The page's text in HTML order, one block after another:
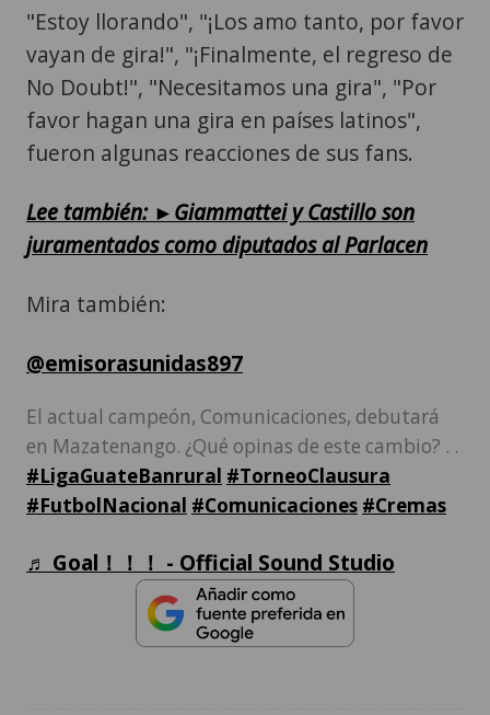
"Estoy llorando", "¡Los amo tanto, por favor
vayan de gira!", "¡Finalmente, el regreso de
No Doubt!", "Necesitamos una gira", "Por
favor hagan una gira en países latinos",
fueron algunas reacciones de sus fans.
Lee también: ►Giammattei y Castillo son
juramentados como diputados al Parlacen
Mira también:
@emisorasunidas897
El actual campeón, Comunicaciones, debutará
en Mazatenango. ¿Qué opinas de este cambio? . .
#LigaGuateBanrural #TorneoClausura
#FutbolNacional #Comunicaciones #Cremas
♬ Goal！！！ - Official Sound Studio